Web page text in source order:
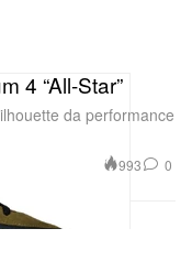
4 “All-Star”
da performance
993 0